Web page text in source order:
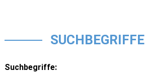
SUCHBEGRIFFE
Suchbegriffe: